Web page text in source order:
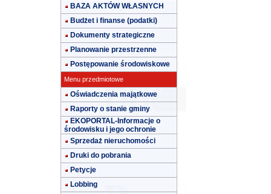
BAZA AKTÓW WŁASNYCH
Budżet i finanse (podatki)
Dokumenty strategiczne
Planowanie przestrzenne
Postępowanie środowiskowe
Menu przedmiotowe
Oświadczenia majątkowe
Raporty o stanie gminy
EKOPORTAL-Informacje o
środowisku i jego ochronie
Sprzedaż nieruchomości
Druki do pobrania
Petycje
Lobbing